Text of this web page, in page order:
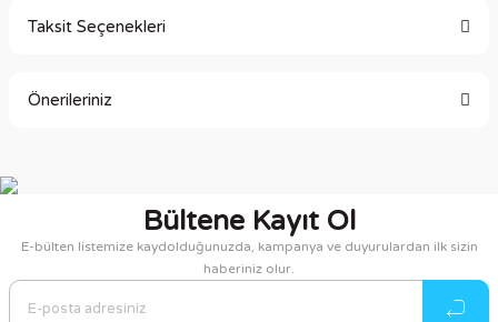
Taksit Seçenekleri
Önerileriniz
Görüş ve önerileriniz için teşekkür ederiz.
Ürün resmi kalitesiz, bozuk veya görüntülenemiyor.
Ürün açıklamasında eksik bilgiler bulunuyor.
Bültene Kayıt Ol
E-bülten listemize kaydolduğunuzda, kampanya ve duyurulardan ilk sizin
haberiniz olur.